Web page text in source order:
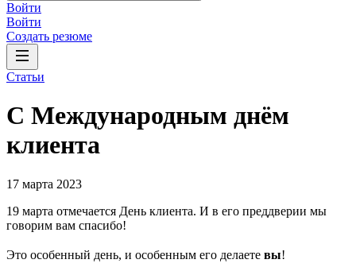
Войти
Войти
Создать резюме
Статьи
С Международным днём
клиента
17 марта 2023
19 марта отмечается День клиента. И в его преддверии мы
говорим вам спасибо!
Это особенный день, и особенным его делаете вы!